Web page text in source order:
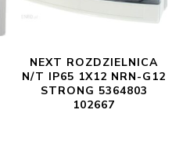
NEXT ROZDZIELNICA
N/T IP65 1X12 NRN-G12
STRONG 5364803
102667